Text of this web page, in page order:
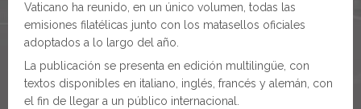
Vaticano ha reunido, en un único volumen, todas las
emisiones filatélicas junto con los matasellos oficiales
adoptados a lo largo del año.
La publicación se presenta en edición multilingüe, con
textos disponibles en italiano, inglés, francés y alemán, con
el fin de llegar a un público internacional.